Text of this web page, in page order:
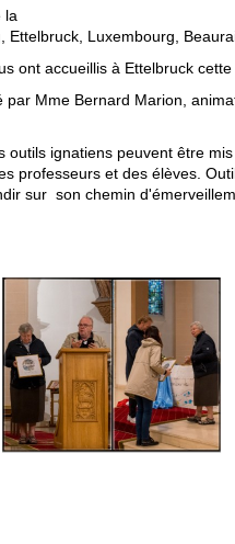
la
Ettelbruck, Luxembourg,
ont accueillis à Ettelbruck
Mme Bernard Marion,
outils ignatiens peuvent être
professeurs et des élèves.
sur son chemin